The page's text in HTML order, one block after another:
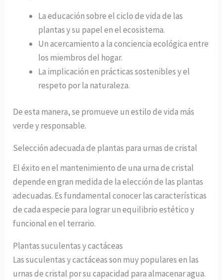
La educación sobre el ciclo de vida de las
plantas y su papel en el ecosistema.
Un acercamiento a la conciencia ecológica entre
los miembros del hogar.
La implicación en prácticas sostenibles y el
respeto por la naturaleza.
De esta manera, se promueve un estilo de vida más
verde y responsable.
Selección adecuada de plantas para urnas de cristal
El éxito en el mantenimiento de una urna de cristal
depende en gran medida de la elección de las plantas
adecuadas. Es fundamental conocer las características
de cada especie para lograr un equilibrio estético y
funcional en el terrario.
Plantas suculentas y cactáceas
Las suculentas y cactáceas son muy populares en las
urnas de cristal por su capacidad para almacenar agua.